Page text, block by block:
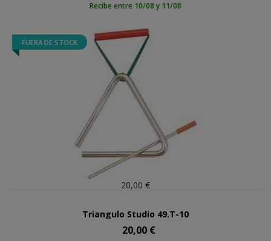
Recibe entre 10/08 y 11/08
FUERA DE STOCK
20,00 €
Triangulo Studio 49.T-10
Precio
20,00 €